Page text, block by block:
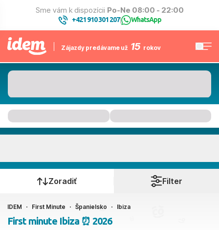
Sme vám k dispozícii Po-Ne 08:00 - 22:00
+421 910 301 207| WhatsApp
Zájazdy predávame už 15 rokov
Kedy cestujete?
Ako cestujete?
Zoradiť Filter
IDEM First Minute Španielsko Ibiza
First minute Ibiza ⏰ 2026